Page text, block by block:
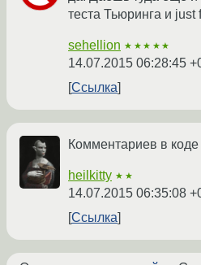
теста Тьюринга и just
sehellion ★★★★★
14.07.2015 06:28:45
Ссылка
Комментариев в
heilkitty ★★
14.07.2015 06:35:08
Ссылка